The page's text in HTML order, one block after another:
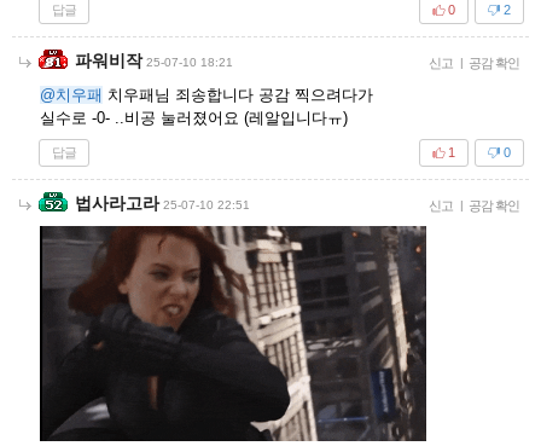
답글 2
0
파워비작 25-07-10 18:21 신고 | 공감 확인
@치우패 치우패님 죄송합니다 공감 찍으려다가
실수로 -0- ..비공 눌러졌어요 (레알입니다ㅠ)
답글 0
1
법사라고라 25-07-10 22:51 신고 | 공감 확인